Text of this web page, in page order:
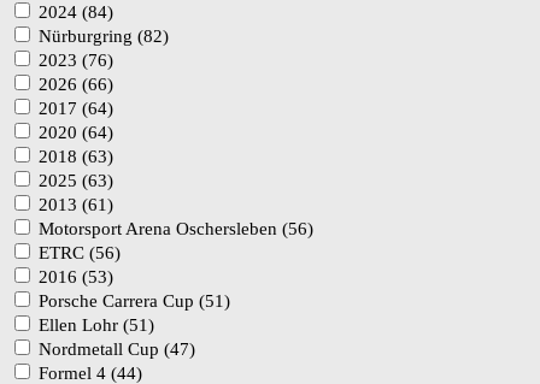
2024 (84)
Nürburgring (82)
2023 (76)
2026 (66)
2017 (64)
2020 (64)
2018 (63)
2025 (63)
2013 (61)
Motorsport Arena Oschersleben (56)
ETRC (56)
2016 (53)
Porsche Carrera Cup (51)
Ellen Lohr (51)
Nordmetall Cup (47)
Formel 4 (44)